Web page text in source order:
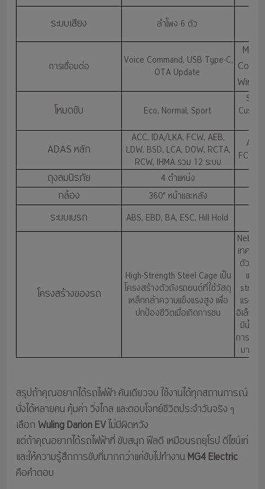
ระบบเสียง ลำโพง 6 ตัว
การเชื่อมต่อ
Voice Command, USB Type-C,
OTA Update
MG
โหมดขับ
Eco, Normal, Sport
ADAS หลัก
ACC, IDA/LKA, FCW, AEB,
LDW, BSD, LCA, DOW, RCTA,
RCW, IHMA รวม 12 ระบบ
FCW,
ถุงลมนิรภัย 4 ตำแหน่ง
กล้อง 360° หน้าและหลัง
ระบบเบรก ABS, EBD, BA, ESC, Hill Hold
โครงสร้างของรถ
High-Strength Steel Cage เป็น
โครงสร้างตัวถังรถยนต์ที่ใช้วัสดุ
เหล็กกล้าความแข็งแรงสูง เพื่อ
ปกป้องชีวิตเมื่อเกิดการชน
เทคโน
ตัวถังแ
เหล็
แรงกร
อิเล็กทร
มีน้ำห
การทด
มาตร
สรุปถ้าคุณอยากได้รถไฟฟ้า คันเดียวจบ ใช้งานได้ทุกสถานการณ์
นั่งได้หลายคน คุ้มค่า วิ่งไกล และตอบโจทย์ชีวิตประจำวันจริง ๆ
เลือก WulingDarion EVไม่มีผิดหวัง
แต่ถ้าคุณอยากได้รถไฟฟ้าที่ ขับสนุก ฟีลดี เหมือนรถยุโรป ดีไซน์เท่
และให้ความรู้สึกการขับที่มากกว่าแค่ขับไปทำงาน MG4 Electric
คือคำตอบ